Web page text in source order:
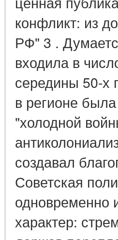
конфликт: из
РФ" 3 .
входила в
середины 50-х
в регионе
"холодной
создавал
Советская
одновременно
характер: